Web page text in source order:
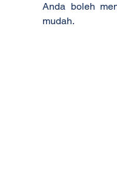
Anda boleh
mudah.